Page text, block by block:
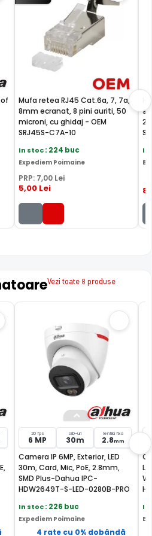
camera IP Dahua IPC-
ofera o detectie a miscarii
intre miscarile provocate de
le pe cele provocate de
lumini sau chiar ploaie.
HDW3549TM-AS-LED-0280B
spre deosebire de
un plus de acuratete, eliminand
de tipul: tripwire
sau intrusion
Mufa retea RJ45 Cat.6a, 7, 7a,
8mm ecranat, 8 pini auriti, 50
microni, cu ghidaj - OEM
SRJ45S-C7A-10
In stoc: 224 buc
Expediem Poimaine
PRP: 7,00 Lei
5,00 Lei
In
Vezi toate 8 produse
20 fps
6 MP
LED-uri
30m
lentila fixa
2.8mm
Camera IP 6MP, Exterior, LED
30m, Card, Mic, PoE, 2.8mm,
SMD Plus-Dahua IPC-
HDW2649T-S-LED-0280B-PRO
In stoc: 226 buc
Expediem Poimaine
4 rate cu 0% dobândă
In